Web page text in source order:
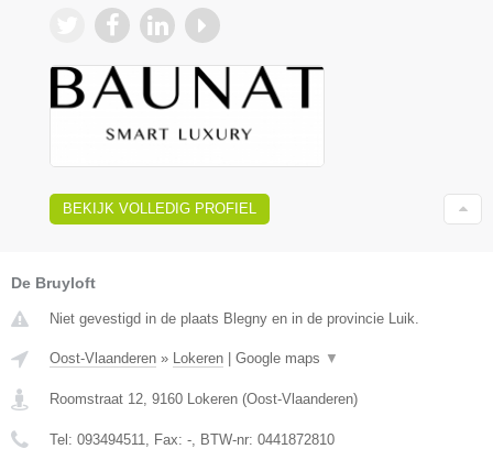
BEKIJK VOLLEDIG PROFIEL
De Bruyloft
Niet gevestigd in de plaats Blegny en in de provincie Luik.
Oost-Vlaanderen » Lokeren Google maps ▼
Roomstraat 12, 9160 Lokeren (Oost-Vlaanderen)
Tel: 093494511, Fax: -, BTW-nr: 0441872810